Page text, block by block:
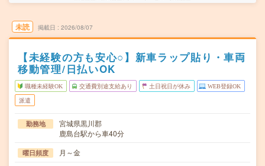
未読 掲載日 2026/08/07
【未経験の方も安心○】新車ラップ貼り・車両
移動管理/日払いOK
職種未経験OK 交通費別途支給あり 土日祝日が休み WEB登録OK
派遣
勤務地
宮城県黒川郡
鹿島台駅から車40分
曜日頻度 月～金